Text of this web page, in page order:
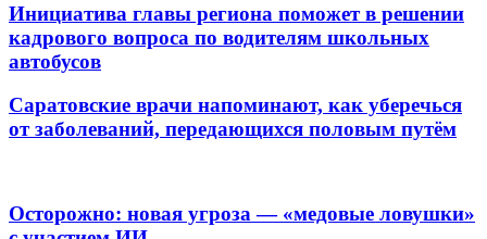
Инициатива главы региона поможет в решении
кадрового вопроса по водителям школьных
автобусов
Саратовские врачи напоминают, как уберечься
от заболеваний, передающихся половым путём
Осторожно: новая угроза — «медовые ловушки»